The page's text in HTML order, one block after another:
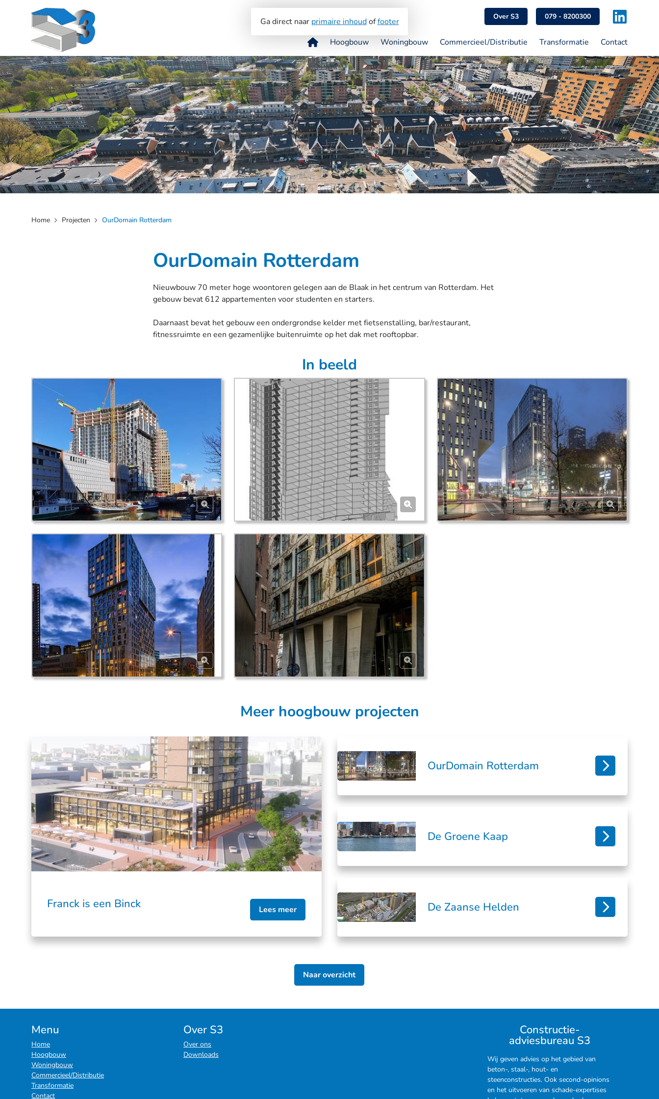
Ga direct naar primaire inhoudoffooter Over S3 079 - 8200300
Hoogbouw Woningbouw Commercieel/Distributie Transformatie Contact
Home Projecten OurDomain Rotterdam
OurDomain Rotterdam
Nieuwbouw 70 meter hoge woontoren gelegen aan de Blaak in het centrum van Rotterdam. Het
gebouw bevat 612 appartementen voor studenten en starters.
Daarnaast bevat het gebouw een ondergrondse kelder met fietsenstalling, bar/restaurant,
fitnessruimte en een gezamenlijke buitenruimte op het dak met rooftopbar.
In beeld
Meer hoogbouw projecten
Franck is een Binck Lees meer
OurDomain Rotterdam
De Groene Kaap
De Zaanse Helden
Naar overzicht
Menu
Home
Hoogbouw
Woningbouw
Commercieel/Distributie
Transformatie
Contact
Over S3
Over ons
Downloads
Constructie-
adviesbureau S3
Wij geven advies op het gebied van
beton-, staal-, hout- en
steenconstructies. Ook second-opinions
en het uitvoeren van schade-expertises